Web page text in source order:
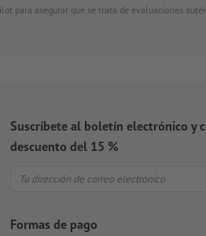
para asegurar que se trata de evaluaciones
Suscríbete al boletín electrónico y
descuento del 15 %
Formas de pago